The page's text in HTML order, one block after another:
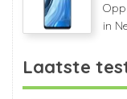
in
Laatste